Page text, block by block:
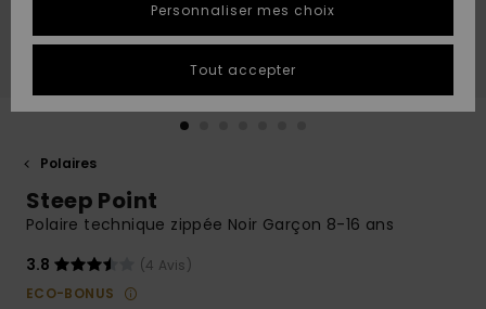
tailles
conversation
à votre
question.
Démarrer
Polaires
Steep Point
Polaire technique zippée Noir Garçon 8-16 ans
3.8
(4 Avis)
ECO-BONUS
Personnaliser mes choix
Tout accepter